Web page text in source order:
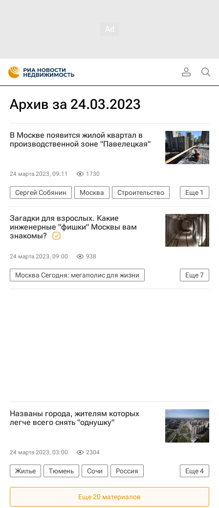
Архив за 24.03.2023
В Москве появится жилой квартал в
производственной зоне "Павелецкая"
24 марта 2023, 09:11 1730
Еще 1
Сергей Собянин Москва
Строительство
Жилье
Загадки для взрослых. Какие
инженерные "фишки" Москвы вам
знакомы?
24 марта 2023, 09:00 938
Еще7
Москва Сегодня: мегаполис для жизни
Викторины
Москва
Названы города, жителям которых
легче всего снять "однушку"
24 марта 2023, 03:00 2304
Еще4
Жилье Тюмень Сочи
Россия
Федеральная служба государственной статистики (Росстат)
Цены
Еще 20 материалов